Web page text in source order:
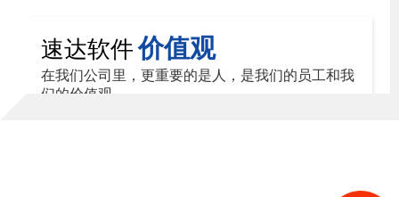
速达软件 价值观
在我们公司里，更重要的是人，是我们的员工和我
们的价值观。
我们的一贯策略就是给客户提供更佳产品和更佳服